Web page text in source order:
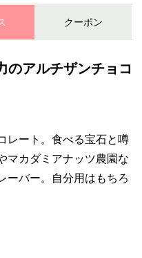
クーポン
のアルチザンチョコ
レート。食べる宝石と噂
マカダミアナッツ農園な
ーバー。自分用はもちろ